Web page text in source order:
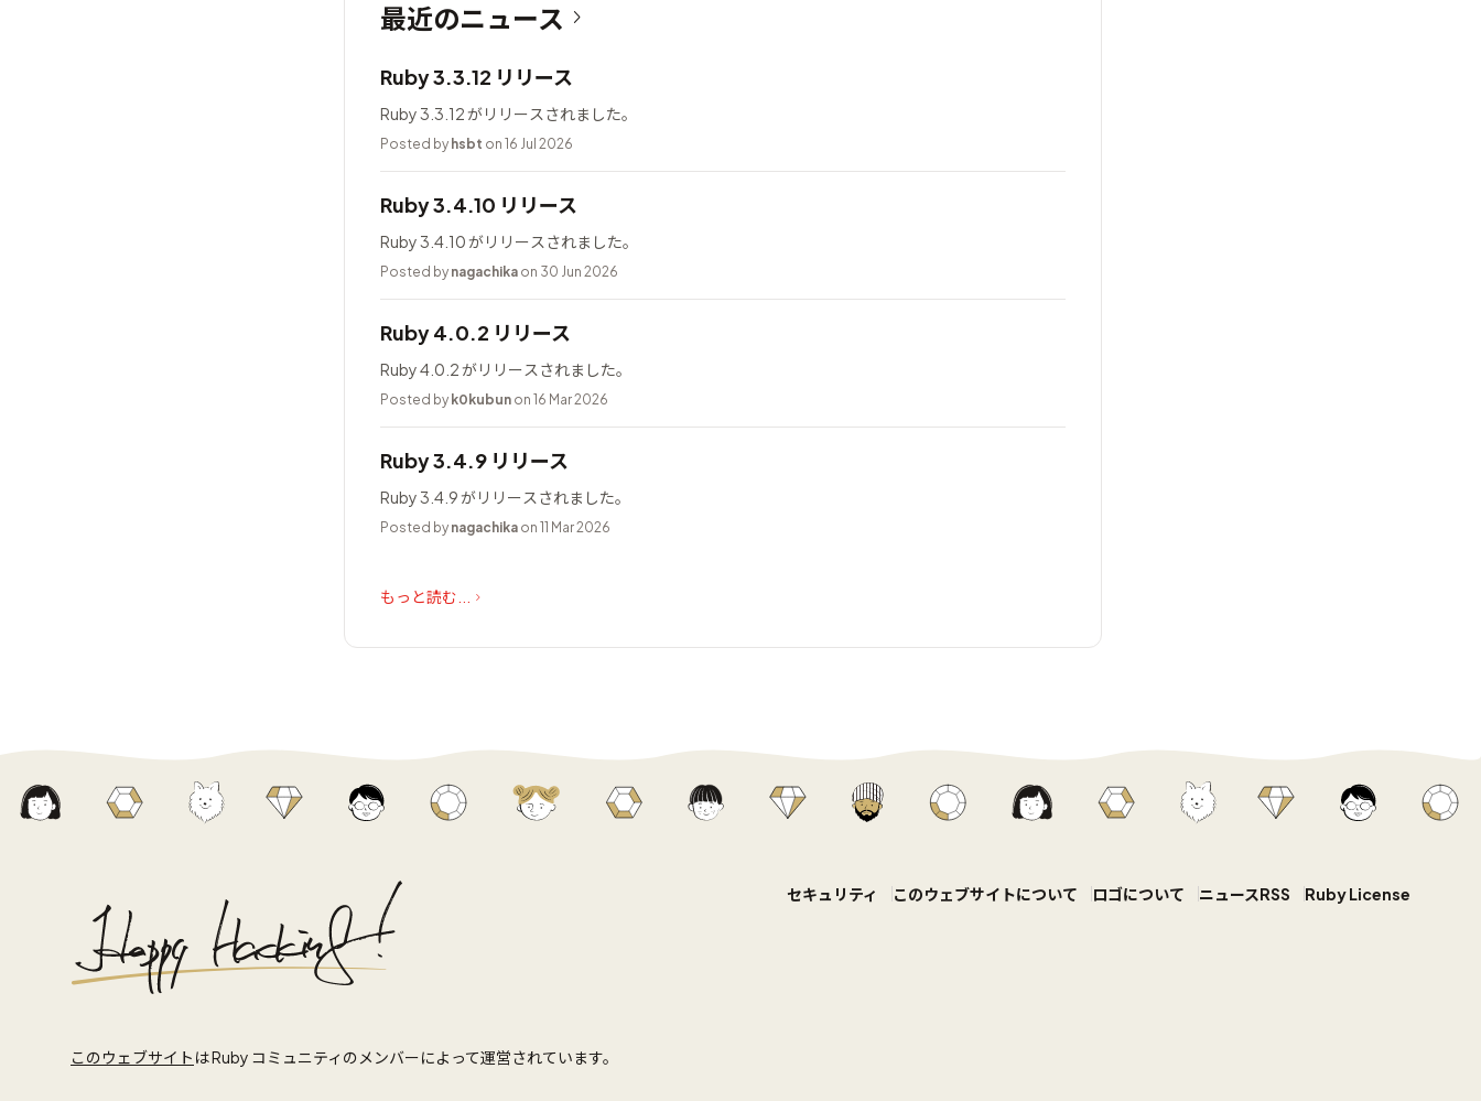
最近のニュース
Ruby 3.3.12 リリース
Ruby 3.3.12 がリリースされました。
Posted by hsbt on 16 Jul 2026
Ruby 3.4.10 リリース
Ruby 3.4.10 がリリースされました。
Posted by nagachika on 30 Jun 2026
Ruby 4.0.2 リリース
Ruby 4.0.2 がリリースされました。
Posted by k0kubun on 16 Mar 2026
Ruby 3.4.9 リリース
Ruby 3.4.9 がリリースされました。
Posted by nagachika on 11 Mar 2026
もっと読む...
セキュリティ このウェブサイトについて ロゴについて ニュースRSS Ruby License
このウェブサイト は Ruby コミュニティのメンバーによって運営されています。